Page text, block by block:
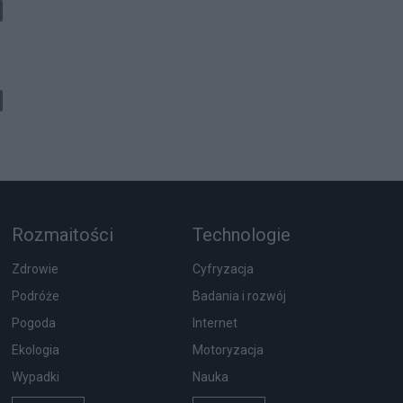
Rozmaitości
Zdrowie
Podróże
Pogoda
Ekologia
Wypadki
Technologie
Cyfryzacja
Badania i rozwój
Internet
Motoryzacja
Nauka